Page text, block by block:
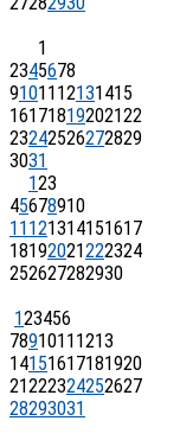
1
2345678
9101112131415
16171819202122
23242526272829
3031
123
45678910
11121314151617
18192021222324
252627282930
123456
78910111213
14151617181920
21222324252627
28293031